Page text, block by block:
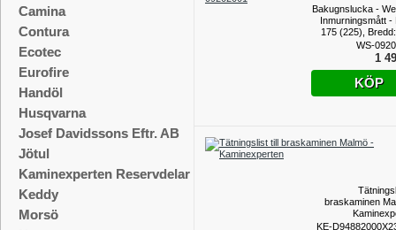
Camina
Contura
Ecotec
Eurofire
Handöl
Husqvarna
Josef Davidssons Eftr. AB
Jötul
Kaminexperten Reservdelar
Keddy
Morsö
Bakugnslucka -
Inmurningsmått -
175 (225),
Djup:
WS-
1
KÖP
braskaminen
KE-